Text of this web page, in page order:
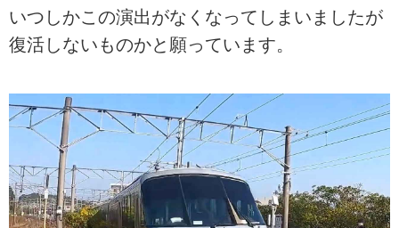
いつしかこの演出がなくなってしまいましたが
復活しないものかと願っています。